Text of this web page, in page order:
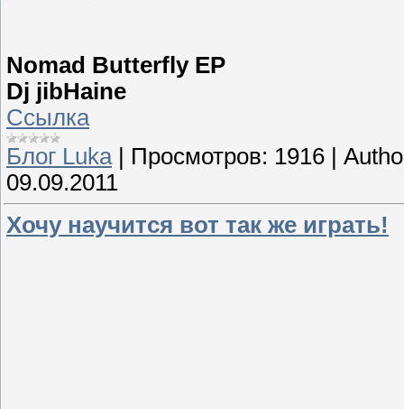
Nomad Butterfly EP
Dj jibHaine
Ссылка
Блог Luka | Просмотров: 1916 |
09.09.2011
Хочу научится вот так же играть!